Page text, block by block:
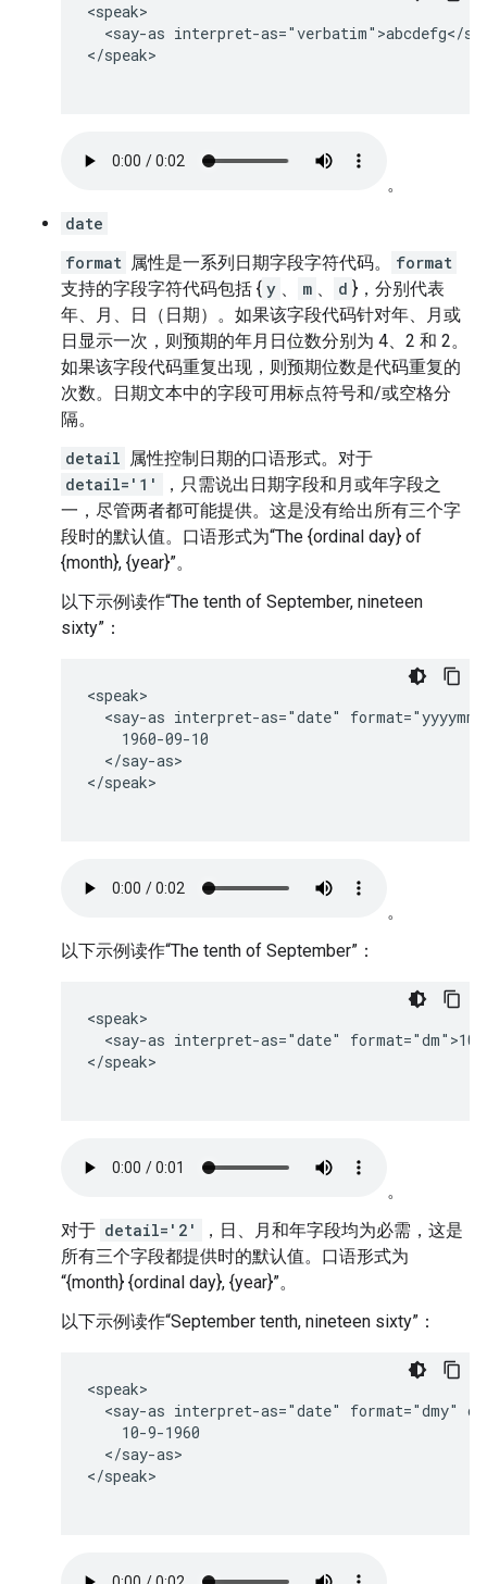
<speak>
<say-as interpret-as="verbatim">abcdefg</
</speak>
。
date
format 属性是一系列日期字段字符代码。
format
支持的字段字符代码包括 { y 、 m 、 d }，分别代表
年、月、日（日期）。如果该字段代码针对年、月或
日显示一次，则预期的年月日位数分别为 4、2 和 2。
如果该字段代码重复出现，则预期位数是代码重复的
次数。日期文本中的字段可用标点符号和/或空格分
隔。
detail 属性控制日期的口语形式。对于
detail='1'
，只需说出日期字段和月或年字段之
一，尽管两者都可能提供。这是没有给出所有三个字
段时的默认值。口语形式为“The {ordinal day} of
{month}, {year}”。
以下示例读作“The tenth of September, nineteen
sixty”：
<speak>
<say-as interpret-as="date"
    1960-09-10
  </say-as>
</speak>
。
以下示例读作“The tenth of September”：
<speak>
<say-as interpret-as="date"
</speak>
。
对于 detail='2'
，日、月和年字段均为必需，这是
所有三个字段都提供时的默认值。口语形式为
“{month} {ordinal day}, {year}”。
以下示例读作“September tenth, nineteen sixty”：
<speak>
<say-as interpret-as="date" format="dmy"
    10-9-1960
  </say-as>
</speak>